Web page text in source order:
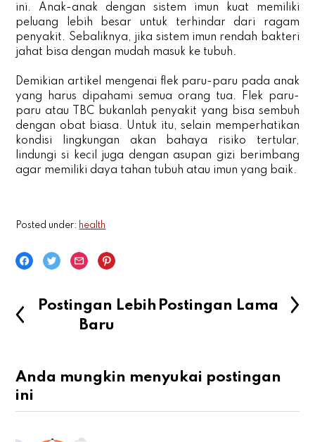
ini. Anak-anak dengan sistem imun kuat memiliki
peluang lebih besar untuk terhindar dari ragam
penyakit. Sebaliknya, jika sistem imun rendah bakteri
jahat bisa dengan mudah masuk ke tubuh.
Demikian artikel mengenai flek paru-paru pada anak
yang harus dipahami semua orang tua. Flek paru-
paru atau TBC bukanlah penyakit yang bisa sembuh
dengan obat biasa. Untuk itu, selain memperhatikan
kondisi lingkungan akan bahaya risiko tertular,
lindungi si kecil juga dengan asupan gizi berimbang
agar memiliki daya tahan tubuh atau imun yang baik.
Posted under: health
Postingan Lebih
Baru
Postingan Lama
Anda mungkin menyukai postingan
ini